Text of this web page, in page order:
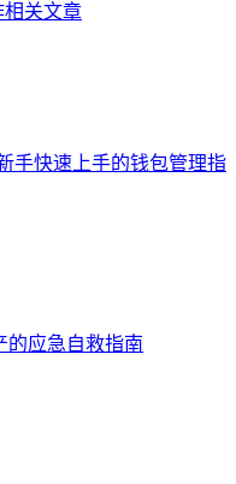
相关文章
手快速上手的钱包管理指
的应急自救指南